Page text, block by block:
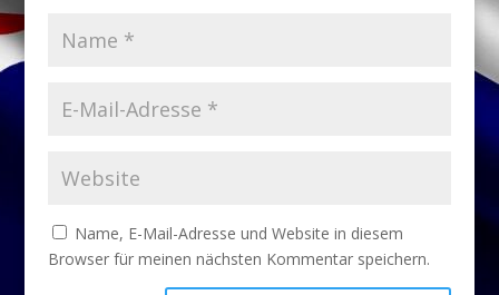
Name, E-Mail-Adresse und Website in diesem
Browser für meinen nächsten Kommentar speichern.